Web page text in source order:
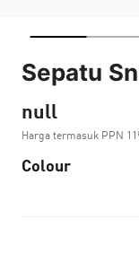
Sepatu
null
Harga termasuk PPN
Colour